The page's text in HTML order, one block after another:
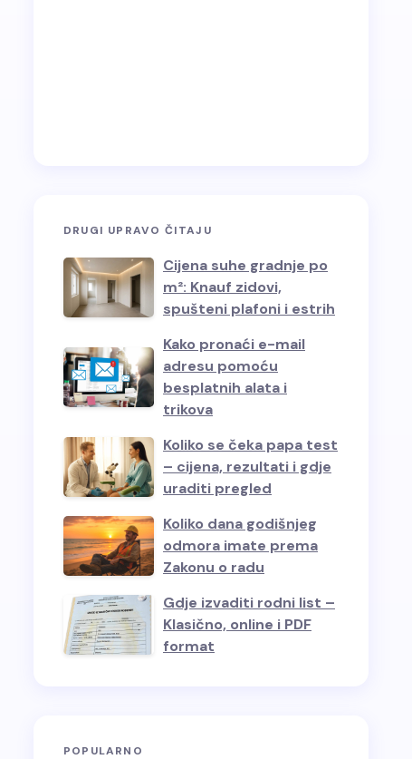
DRUGI UPRAVO ČITAJU
Cijena suhe gradnje po
m²: Knauf zidovi,
spušteni plafoni i estrih
Kako pronaći e-mail
adresu pomoću
besplatnih alata i
trikova
Koliko se čeka papa test
– cijena, rezultati i gdje
uraditi pregled
Koliko dana godišnjeg
odmora imate prema
Zakonu o radu
Gdje izvaditi rodni list –
Klasično, online i PDF
format
POPULARNO